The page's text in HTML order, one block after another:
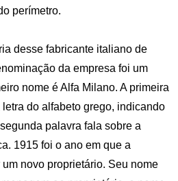
perímetro.
desse fabricante italiano de
da empresa foi um
nome é Alfa Milano. A primeira
do alfabeto grego, indicando
palavra fala sobre a
1915 foi o ano em que a
novo proprietário. Seu nome